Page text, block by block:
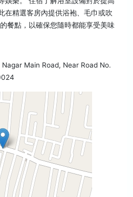
在精選客房內提供浴袍、毛巾或吹
餐點，以確保您隨時都能享受美味
Main Road, Near Road No.